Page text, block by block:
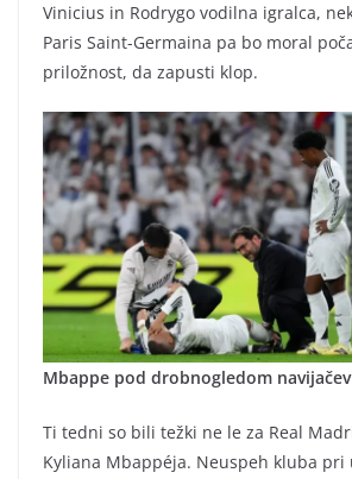
Vinicius in Rodrygo vodilna igralca,
Paris Saint-Germaina pa bo moral
priložnost, da zapusti klop.
Mbappe pod drobnogledom
Ti tedni so bili težki ne le za Real
Kyliana Mbappéja. Neuspeh kluba pri